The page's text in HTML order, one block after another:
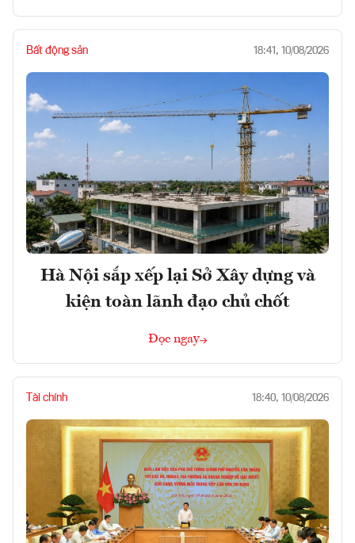
Bất động sản 18:41, 10/08/2026
Hà Nội sắp xếp lại Sở Xây dựng và
kiện toàn lãnh đạo chủ chốt
Đọc ngay
Tài chính 18:40, 10/08/2026